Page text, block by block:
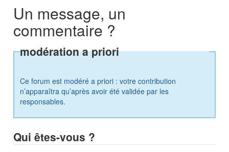
Un message, un
commentaire ?
modération a priori
Ce forum est modéré a priori : votre contribution
n’apparaîtra qu’après avoir été validée par les
responsables.
Qui êtes-vous ?